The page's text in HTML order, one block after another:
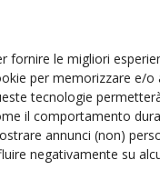
fornire le migliori
per memorizzare e/o
tecnologie
il comportamento
annunci (non)
negativamente su
ATTUALITÀ